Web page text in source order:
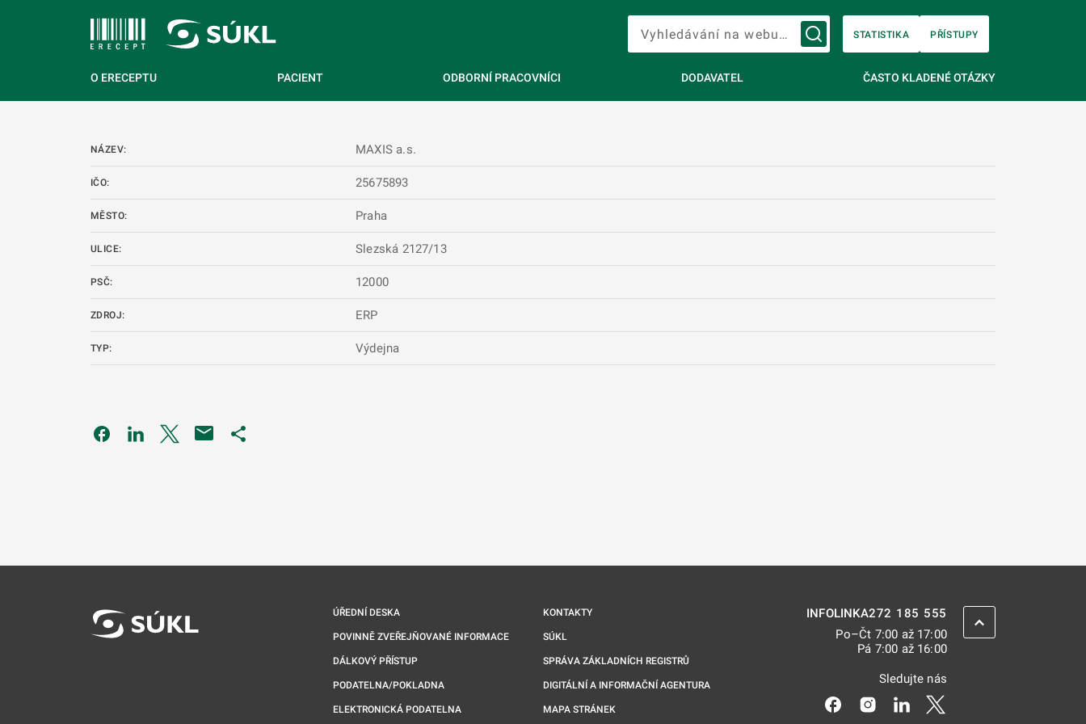
Vyhledávání na webu…
STATISTIKA PŘÍSTUPY
O ERECEPTU PACIENT ODBORNÍ PRACOVNÍCI DODAVATEL ČASTO KLADENÉ OTÁZKY
NÁZEV: MAXIS a.s.
IČO: 25675893
MĚSTO: Praha
ULICE: Slezská 2127/13
PSČ: 12000
ZDROJ: ERP
TYP: Výdejna
Odkaz se otevře na nové kartě
Odkaz se otevře na nové kartě
Odkaz se otevře na nové kartě
ÚŘEDNÍ DESKA
POVINNĚ ZVEŘEJŇOVANÉ INFORMACE
DÁLKOVÝ PŘÍSTUP
PODATELNA/POKLADNA
ELEKTRONICKÁ PODATELNA
KONTAKTY
SÚKL
SPRÁVA ZÁKLADNÍCH REGISTRŮ
DIGITÁLNÍ A INFORMAČNÍ AGENTURA
MAPA STRÁNEK
INFOLINKA272 185 555
Po–Čt 7:00 až 17:00
Pá 7:00 až 16:00
Sledujte nás
Odkaz se otevře na nové kartě
Odkaz se otevře na nové kartě
Odkaz se otevře na nové
ZPĚT NAHORU